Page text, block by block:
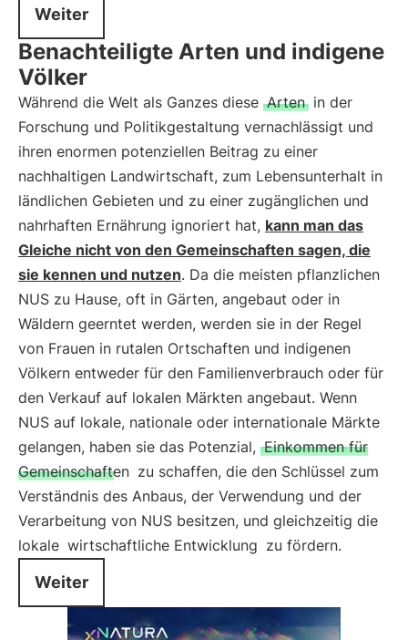
Weiter
Benachteiligte Arten und indigene
Völker
Während die Welt als Ganzes diese Arten in der
Forschung und Politikgestaltung vernachlässigt und
ihren enormen potenziellen Beitrag zu einer
nachhaltigen Landwirtschaft, zum Lebensunterhalt in
ländlichen Gebieten und zu einer zugänglichen und
nahrhaften Ernährung ignoriert hat, kann man das
Gleiche nicht von den Gemeinschaften sagen, die
sie kennen und nutzen. Da die meisten pflanzlichen
NUS zu Hause, oft in Gärten, angebaut oder in
Wäldern geerntet werden, werden sie in der Regel
von Frauen in rutalen Ortschaften und indigenen
Völkern entweder für den Familienverbrauch oder für
den Verkauf auf lokalen Märkten angebaut. Wenn
NUS auf lokale, nationale oder internationale Märkte
gelangen, haben sie das Potenzial, Einkommen für
Gemeinschaften zu schaffen, die den Schlüssel zum
Verständnis des Anbaus, der Verwendung und der
Verarbeitung von NUS besitzen, und gleichzeitig die
lokale wirtschaftliche Entwicklung zu fördern.
Weiter